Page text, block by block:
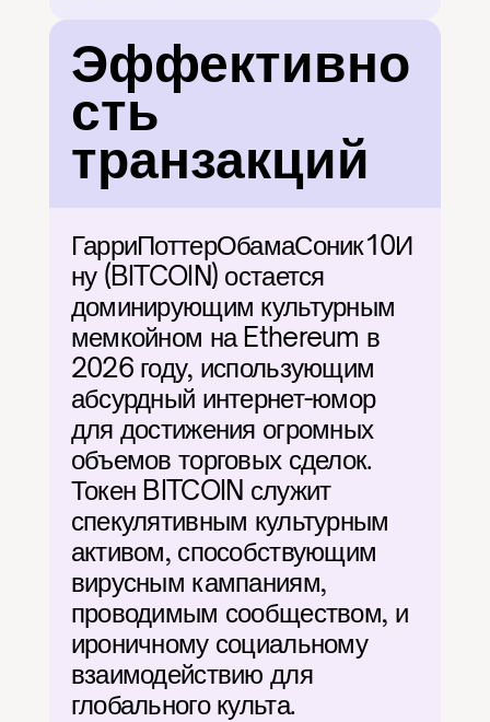
Эффективно
сть
транзакций
ГарриПоттерОбамаСоник10И
ну (BITCOIN) остается
доминирующим культурным
мемкойном на Ethereum в
2026 году, использующим
абсурдный интернет-юмор
для достижения огромных
объемов торговых сделок.
Токен BITCOIN служит
спекулятивным культурным
активом, способствующим
вирусным кампаниям,
проводимым сообществом, и
ироничному социальному
взаимодействию для
глобального культа.